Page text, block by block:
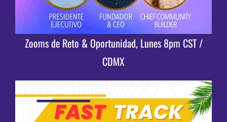
Zooms de Reto & Oportunidad, Lunes 8pm CST /
CDMX